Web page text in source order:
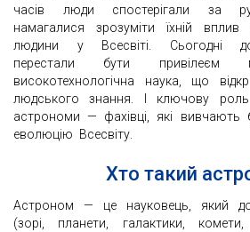
часів люди спостерігали за
намагалися зрозуміти їхній
людини у Всесвіті. Сьогодні
перестали бути
високотехнологічна наука, що
людського знання. І ключову
астрономи — фахівці, які вивчають
еволюцію Всесвіту.
Хто такий
Астроном — це науковець, який
(зорі, планети, галактики, комети,